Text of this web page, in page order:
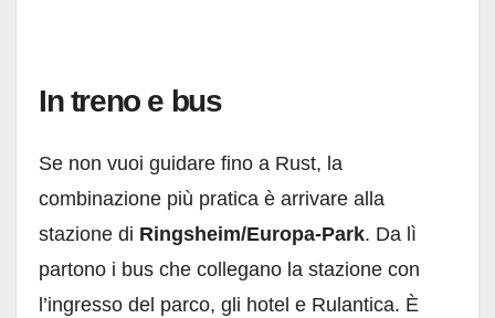
In treno e bus
Se non vuoi guidare fino a Rust, la
combinazione più pratica è arrivare alla
stazione di Ringsheim/Europa-Park. Da lì
partono i bus che collegano la stazione con
l’ingresso del parco, gli hotel e Rulantica. È